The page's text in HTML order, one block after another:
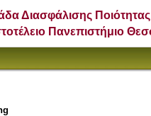
Διασφάλισης Ποιότητας
Πανεπιστήμιο